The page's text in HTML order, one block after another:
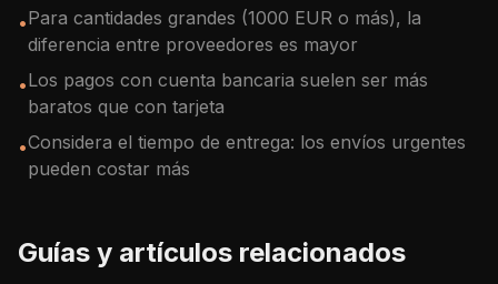
•Para cantidades grandes (1000 EUR o más), la
diferencia entre proveedores es mayor
•Los pagos con cuenta bancaria suelen ser más
baratos que con tarjeta
•Considera el tiempo de entrega: los envíos urgentes
pueden costar más
Guías y artículos relacionados